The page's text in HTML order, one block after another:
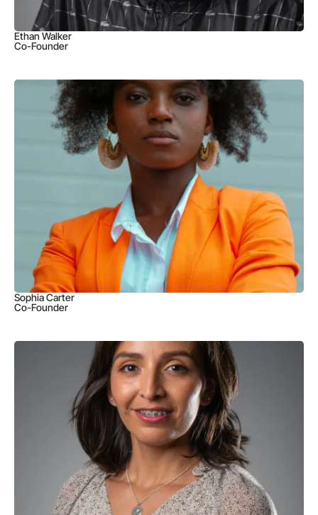
Ethan Walker
Co-Founder
Sophia Carter
Co-Founder